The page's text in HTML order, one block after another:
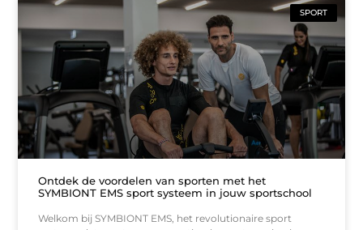
SPORT
Ontdek de voordelen van sporten met het
SYMBIONT EMS sport systeem in jouw sportschool
Welkom bij SYMBIONT EMS, het revolutionaire sport